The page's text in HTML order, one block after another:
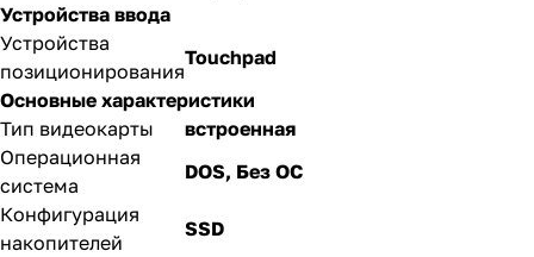
Устройства ввода
Устройства
позиционирования
Touchpad
Основные характеристики
Тип видеокарты
встроенная
Операционная
система
DOS, Без ОС
Конфигурация
накопителей
SSD